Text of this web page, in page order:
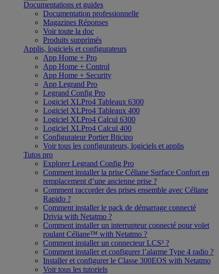
Documentations et guides
Documentation professionnelle
Magazines Réponses
Voir toute la doc
Produits supprimés
Applis, logiciels et configurateurs
App Home + Pro
App Home + Control
App Home + Security
App Legrand Pro
Legrand Config Pro
Logiciel XLPro4 Tableaux 6300
Logiciel XLPro4 Tableaux 400
Logiciel XLPro4 Calcul 6300
Logiciel XLPro4 Calcul 400
Configurateur Portier Bticino
Voir tous les configurateurs, logiciels et applis
Tutos pro
Explorer Legrand Config Pro
Comment installer la prise Céliane Surface Confort en
remplacement d’une ancienne prise ?
Comment raccorder des prises ensemble avec Céliane
Rapido ?
Comment installer le pack de démarrage connecté
Drivia with Netatmo ?
Comment installer un interrupteur connecté pour volet
roulant Céliane™ with Netatmo ?
Comment installer un connecteur LCS³ ?
Comment installer et configurer l’alarme Type 4 radio ?
Installer et configurer le Classe 300EOS with Netatmo
Voir tous les tutoriels